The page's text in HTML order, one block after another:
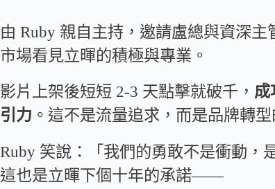
由 Ruby 親自主持，邀請盧總與資深
市場看見立暉的積極與專業。
影片上架後短短 2-3 天點擊就破千， 成
引力 。這不是流量追求，而是品牌轉型
Ruby 笑說：「我們的勇敢不是衝動，
這也是立暉下個十年的承諾——